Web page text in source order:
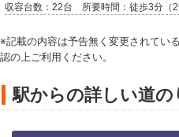
収容台数：22台 所要時間：徒歩3分（
※記載の内容は予告無く変更されてい
認の上ご利用ください。
駅からの詳しい道の